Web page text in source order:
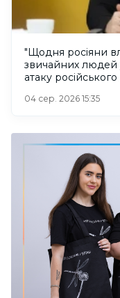
"Щодня росіяни
звичайних людей
атаку
04 сер. 2026 15:35